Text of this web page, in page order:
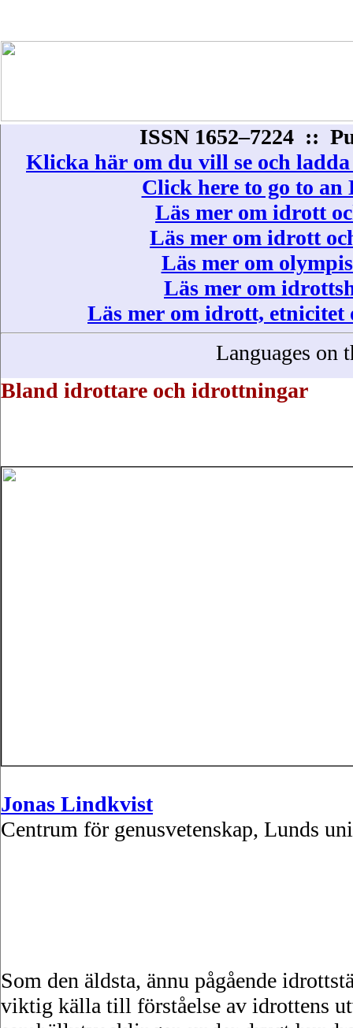
ISSN 1652–7224 ::
Klicka här om du vill se och
Click here to go to
Läs mer om idrott
Läs mer om idrott
Läs mer om
Läs mer om
Läs mer om idrott,
Languages on
Bland idrottare och idrottningar
Jonas Lindkvist
Centrum för genusvetenskap, Lunds
Som den äldsta, ännu pågående
viktig källa till förståelse av idrottens